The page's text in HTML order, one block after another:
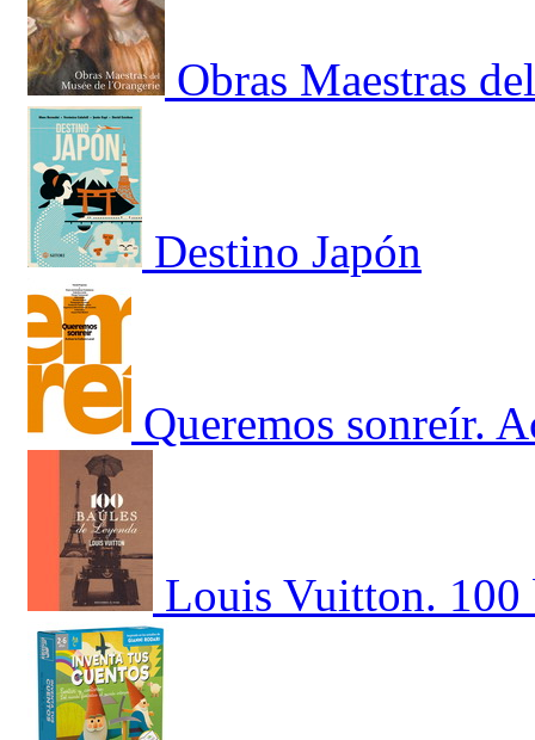
Obras Maestras
Destino Japón
Queremos sonreír.
Louis Vuitton. 100